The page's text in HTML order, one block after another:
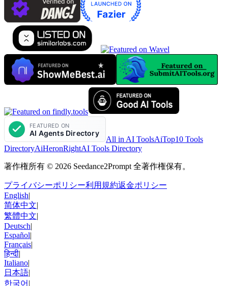
All in AI ToolsAiTop10 Tools
DirectoryAiHeronRightAI Tools Directory
著作権所有 © 2026 Seedance2Prompt 全著作権保有。
プライバシーポリシー利用規約返金ポリシー
English|
简体中文|
繁體中文|
Deutsch|
Español|
Français|
हिन्दी|
Italiano|
日本語|
한국어 |